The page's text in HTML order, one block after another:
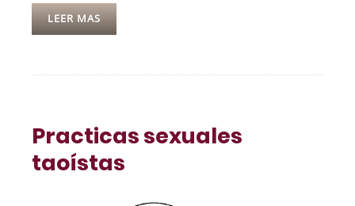
LEER MAS
Practicas sexuales
taoístas